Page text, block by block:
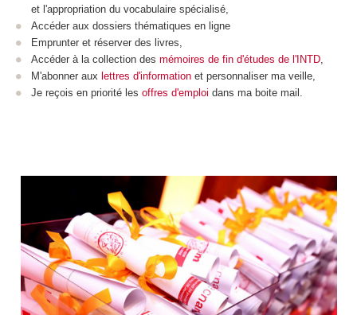
et l'appropriation du vocabulaire spécialisé,
Accéder aux dossiers thématiques en ligne
Emprunter et réserver des livres,
Accéder à la collection des mémoires de fin d'études de l'INTD
M'abonner aux lettres d'information et personnaliser ma veille,
Je reçois en priorité les offres d'emploi dans ma boite mail.